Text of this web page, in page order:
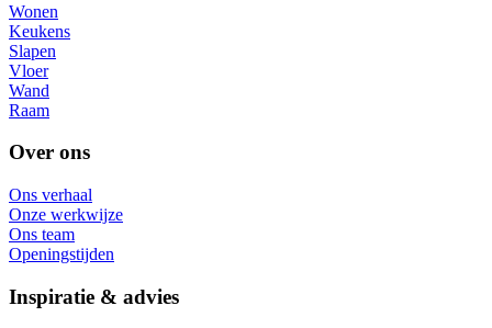
Wonen
Keukens
Slapen
Vloer
Wand
Raam
Over ons
Ons verhaal
Onze werkwijze
Ons team
Openingstijden
Inspiratie & advies